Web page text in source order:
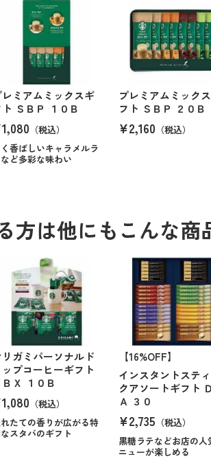
レミアムミックスギ
ト ＳＢＰ １０Ｂ
（税込）
香ばしいキャラメルラ
ど多彩な味わい
プレミアムミック
フト ＳＢＰ ２０Ｂ
¥2,160 （税込）
方は他にもこんな
リガミパーソナルド
ップコーヒーギフト
ＢＸ １０Ｂ
（税込）
たての香りが広がる特
スタバのギフト
【16%OFF】
インスタントステ
クアソートギフト
Ａ ３０
¥2,735 （税込）
黒糖ラテなどお店の人
ニューが楽しめる